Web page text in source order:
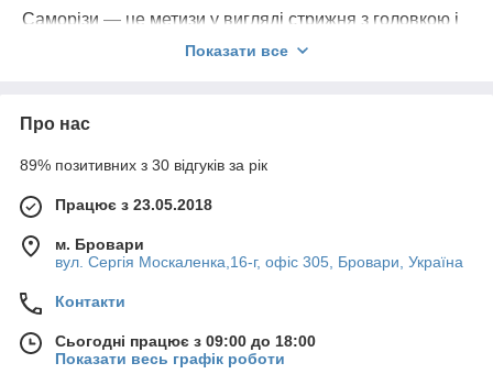
Саморізи — це метизи у вигляді стрижня з головкою і
спеціальною зовнішньою різьбою, яке дозволяє йому
галузях завдяки своїй універсальності, міцності та
різних діаметрів, починаючи з мінімального розміру
1.6мм і закінчуючи максимальним 10мм і довжиною
від 1мм до 600мм.
Показати все
Про нас
89% позитивних з 30 відгуків за рік
Працює з 23.05.2018
м. Бровари
вул. Сергія Москаленка,16-г, офіс 305, Бровари, Україна
Контакти
Сьогодні працює з 09:00 до 18:00
Показати весь графік роботи